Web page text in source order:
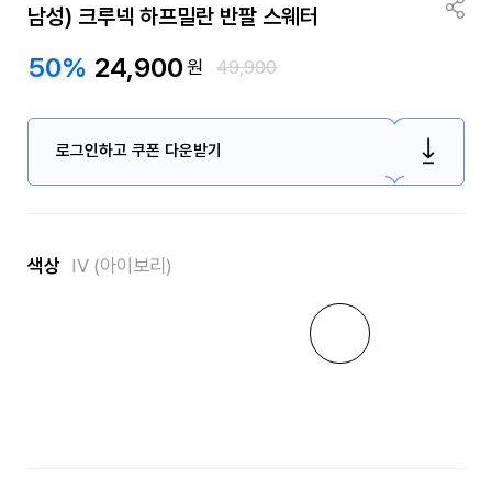
남성) 크루넥 하프밀란 반팔 스웨터
50% 24,900원 49,900
로그인하고 쿠폰 다운받기
색상 IV (아이보리)